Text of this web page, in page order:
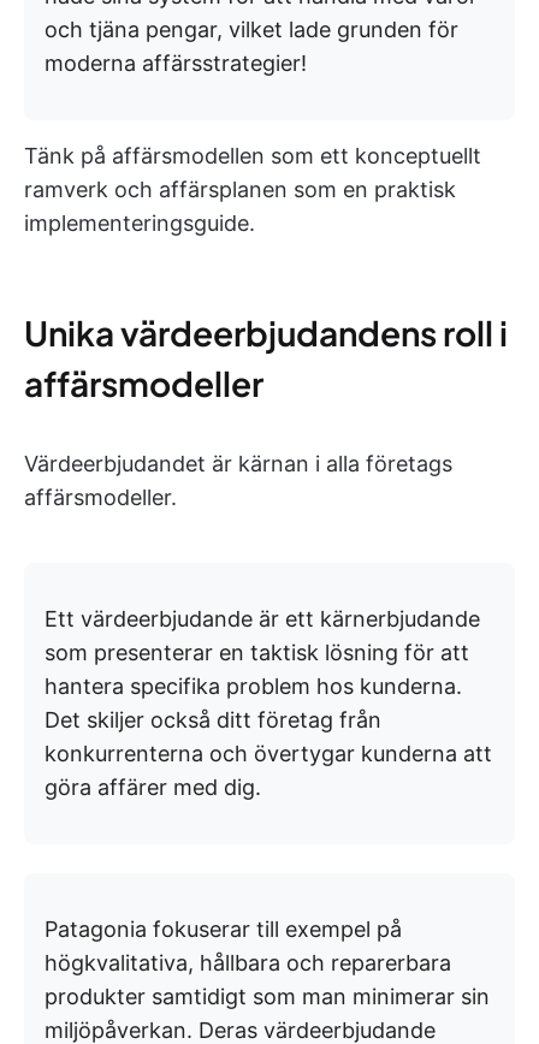
och tjäna pengar, vilket lade grunden för
moderna affärsstrategier!
Tänk på affärsmodellen som ett konceptuellt
ramverk och affärsplanen som en praktisk
implementeringsguide.
Unika värdeerbjudandens roll i
affärsmodeller
Värdeerbjudandet är kärnan i alla företags
affärsmodeller.
Ett värdeerbjudande är ett kärnerbjudande
som presenterar en taktisk lösning för att
hantera specifika problem hos kunderna.
Det skiljer också ditt företag från
konkurrenterna och övertygar kunderna att
göra affärer med dig.
Patagonia fokuserar till exempel på
högkvalitativa, hållbara och reparerbara
produkter samtidigt som man minimerar sin
miljöpåverkan. Deras värdeerbjudande